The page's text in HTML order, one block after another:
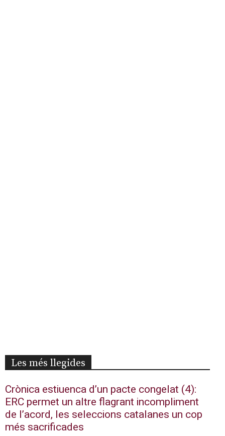
Les més llegides
Crònica estiuenca d’un pacte congelat (4):
ERC permet un altre flagrant incompliment
de l’acord, les seleccions catalanes un cop
més sacrificades